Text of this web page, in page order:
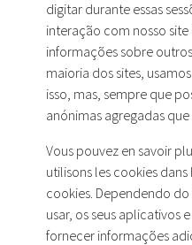
digitar durante essas
interação com nosso
informações sobre
maioria dos sites,
isso, mas, sempre que
anónimas agregadas
Vous pouvez en savoir
utilisons les cookies
cookies. Dependendo
usar, os seus aplicativos
fornecer informações